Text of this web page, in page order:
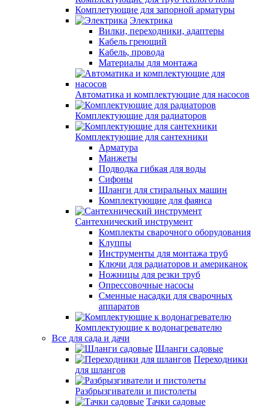
Комплетующие для запорной арматуры
Электрика
Вилки, переходники, адаптеры
Кабель греющий
Кабель, провода
Материалы для монтажа
Автоматика и комплектующие для насосов
Комплектующие для радиаторов
Комплектующие для сантехники
Арматура
Манжеты
Подводка гибкая для воды
Сифоны
Шланги для стиральных машин
Комплектующие для фаянса
Сантехнический инструмент
Комплекты сварочного оборудования
Клуппы
Инструменты для монтажа труб
Ключи для радиаторов и американок
Ножницы для резки труб
Опрессовочные насосы
Сменные насадки для сварочных
аппаратов
Комплектующие к водонагревателю
Все для сада и дачи
Шланги садовые
Переходники
для шлангов
Разбрызгиватели и пистолеты
Тачки садовые